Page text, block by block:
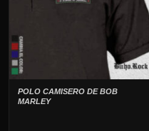
POLO CAMISERO DE BOB
MARLEY